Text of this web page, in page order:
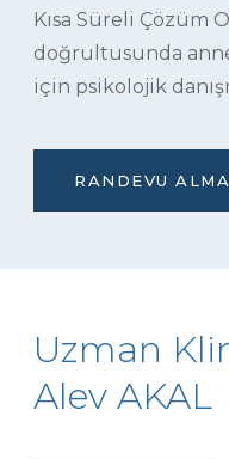
Kısa Süreli Çözüm
doğrultusunda
için psikolojik
RANDEVU
Uzman
Alev AKAL